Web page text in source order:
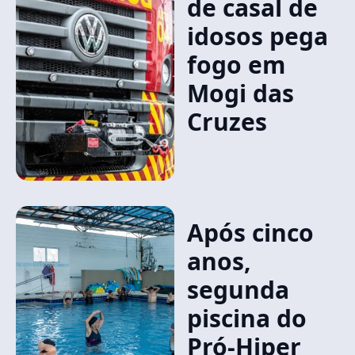
de casal de
idosos pega
fogo em
Mogi das
Cruzes
Após cinco
anos,
segunda
piscina do
Pró-Hiper